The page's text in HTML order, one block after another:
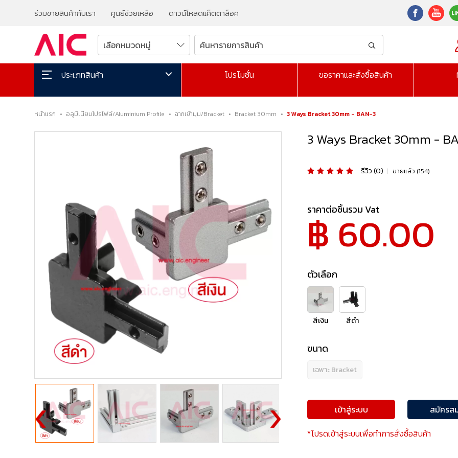
ร่วมขายสินค้ากับเรา ศูนย์ช่วยเหลือ ดาวน์โหลดแค็ตตาล็อค
ประเภทสินค้า โปรโมชั่น ขอราคาและสั่งซื้อสินค้า
หน้าแรก • อลูมิเนียมโปรไฟล์/Aluminium Profile • ฉากเข้ามุม/Bracket • Bracket 30mm • 3 Ways Bracket 30mm - BAN-3
3 Ways Bracket 30mm -
รีวิว (0) | ขายแล้ว (154)
ราคาต่อชิ้นรวม Vat
฿ 60.00
ตัวเลือก
สีเงิน สีดำ
ขนาด
เฉพาะ Bracket
เข้าสู่ระบบ
สมัครส
*โปรดเข้าสู่ระบบเพื่อทำการสั่งซื้อสินค้า